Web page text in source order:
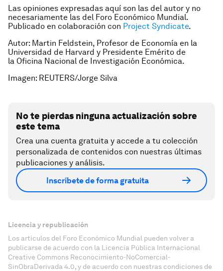
Las opiniones expresadas aquí son las del autor y no
necesariamente las del Foro Económico Mundial.
Publicado en colaboración con Project Syndicate.
Autor: Martin Feldstein, Profesor de Economía en la
Universidad de Harvard y Presidente Emérito de
la Oficina Nacional de Investigación Económica.
Imagen: REUTERS/Jorge Silva
No te pierdas ninguna actualización sobre
este tema
Crea una cuenta gratuita y accede a tu colección
personalizada de contenidos con nuestras últimas
publicaciones y análisis.
Inscríbete de forma gratuita
Licencia y republicación
Los artículos del Foro Económico Mundial pueden volver a
publicarse de acuerdo con la Licencia Pública Internacional
Creative Commons Reconocimiento-NoComercial-
SinObraDerivada 4.0, y de acuerdo con nuestras condiciones de